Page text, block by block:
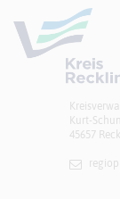
Kurt-
45657